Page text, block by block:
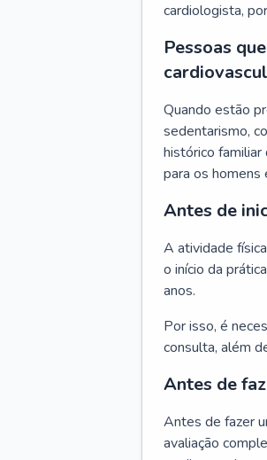
cardiologista,
Pessoas
Quando estão
sedentarismo,
histórico familiar
para os homens
Antes de
A atividade
o início da
anos.
Por isso, é
consulta, além
Antes de
Antes de fazer
avaliação